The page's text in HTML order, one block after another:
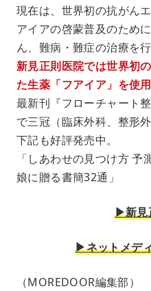
現在は、世界初の抗がん
アイアの啓蒙普及のため
ん、難病・難症の治療を行
新見正則医院では世界初
た生薬「フアイア」を使用
最新刊『フローチャート
で三冠（臨床外科、整形
下記も好評発売中。
「しあわせの見つけ方
娘に贈る書簡32通」
▶︎新見
▶︎ネットメデ
（MOREDOOR編集部）